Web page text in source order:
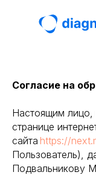
Согласие на
Настоящим лицо,
странице
сайта https://
Пользователь),
Подвальникову